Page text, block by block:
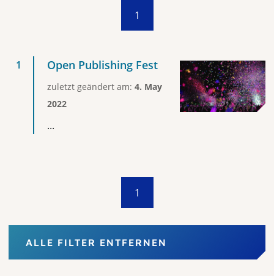
1
Open Publishing Fest
zuletzt geändert am: 4. May
2022
...
1
ALLE FILTER ENTFERNEN